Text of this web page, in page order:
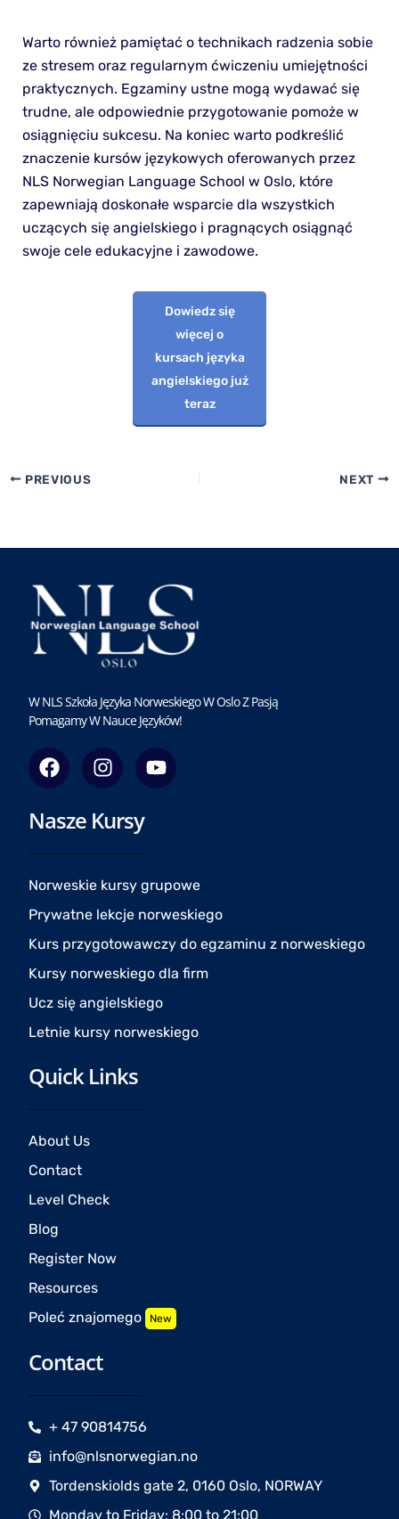
Warto również pamiętać o technikach radzenia sobie
ze stresem oraz regularnym ćwiczeniu umiejętności
praktycznych. Egzaminy ustne mogą wydawać się
trudne, ale odpowiednie przygotowanie pomoże w
osiągnięciu sukcesu. Na koniec warto podkreślić
znaczenie kursów językowych oferowanych przez
NLS Norwegian Language School w Oslo, które
zapewniają doskonałe wsparcie dla wszystkich
uczących się angielskiego i pragnących osiągnąć
swoje cele edukacyjne i zawodowe.
Dowiedz się
więcej o
kursach języka
angielskiego już
teraz
PREVIOUS NEXT
W NLS Szkoła Języka Norweskiego W Oslo Z Pasją
Pomagamy W Nauce Języków!
F
a
c
e
o
o
I
n
s
t
g
r
a
m
Y
o
u
e
Nasze Kursy
Norweskie kursy grupowe
Prywatne lekcje norweskiego
Kurs przygotowawczy do egzaminu z norweskiego
Kursy norweskiego dla firm
Ucz się angielskiego
Letnie kursy norweskiego
Quick Links
About Us
Contact
Level Check
Blog
Register Now
Resources
Poleć znajomego New
Contact
+ 47 90814756
info@nlsnorwegian.no
Tordenskiolds gate 2, 0160 Oslo, NORWAY
Monday to Friday: 8:00 to 21:00